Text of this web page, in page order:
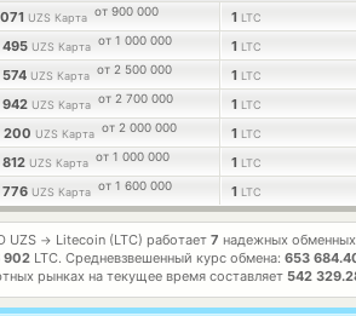
UZS Карта от 900 000 1 LTC
UZS Карта от 1 000 000 1 LTC
UZS Карта от 2 500 000 1 LTC
UZS Карта от 2 700 000 1 LTC
200 UZS Карта от 2 000 000 1 LTC
UZS Карта от 1 000 000 1 LTC
UZS Карта от 1 600 000 1 LTC
UZS → Litecoin (LTC) работает 7 надежных обменных
902 LTC. Средневзвешенный курс обмена: 653
рынках на текущее время составляет 542